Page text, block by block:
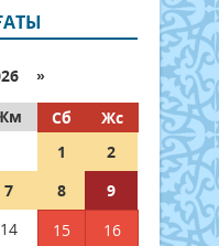
»
Сб
Жс
1
2
7 8
9
14 15
16